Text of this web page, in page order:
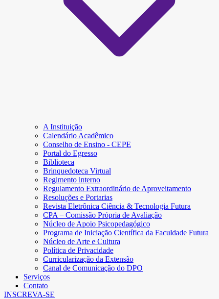
A Instituição
Calendário Acadêmico
Conselho de Ensino - CEPE
Portal do Egresso
Biblioteca
Brinquedoteca Virtual
Regimento interno
Regulamento Extraordinário de Aproveitamento
Resoluções e Portarias
Revista Eletrônica Ciência & Tecnologia Futura
CPA – Comissão Própria de Avaliação
Núcleo de Apoio Psicopedagógico
Programa de Iniciação Científica da Faculdade Futura
Núcleo de Arte e Cultura
Política de Privacidade
Curricularização da Extensão
Canal de Comunicação do DPO
Serviços
Contato
INSCREVA-SE